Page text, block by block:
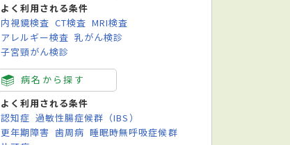
よく利用される条件
内視鏡検査 CT検査 MRI検査
アレルギー検査 乳がん検診
子宮頸がん検診
病名から探す
よく利用される条件
認知症 過敏性腸症候群（IBS）
更年期障害 歯周病 睡眠時無呼吸症候群